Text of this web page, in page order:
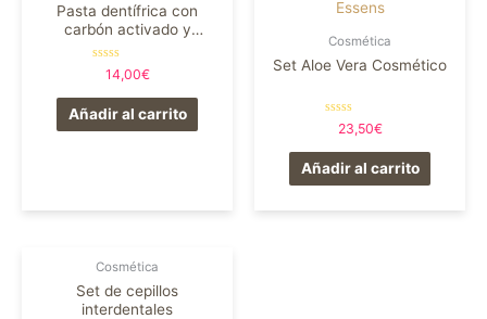
Pasta dentífrica con
carbón activado y
vitamina B12
Valorado
0
de
5
14,00€
Añadir al carrito
Cosmética
Set Aloe Vera Cosmético
Valorado
0
de
5
23,50€
Añadir al carrito
Cosmética
Set de cepillos
interdentales